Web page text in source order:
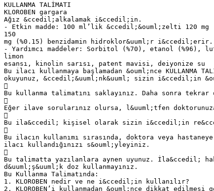
KULLANMA TALİMATI
KLOROBEN gargara
Ağız &ccedil;alkalamak i&ccedil;in.
- Etkin madde: 100 ml’lik &ccedil;&ouml;zelti 120
150
mg (%0.15) benzidamin hidroklor&uuml;r i&ccedil;erir.
- Yardımcı maddeler: Sorbitol (%70), etanol (%96),
limon
esansı, kinolin sarısı, patent mavisi, deiyonize su
Bu ilacı kullanmaya başlamadan &ouml;nce KULLANMA
okuyunuz, &ccedil;&uuml;nk&uuml; sizin i&ccedil;in

Bu kullanma talimatını saklayınız. Daha sonra

Eğer ilave sorularınız olursa, l&uuml;tfen doktorunuza

Bu ila&ccedil; kişisel olarak sizin i&ccedil;in

Bu ilacın kullanımı sırasında, doktora veya
ilacı kullandığınızı s&ouml;yleyiniz.

Bu talimatta yazılanlara aynen uyunuz. İla&ccedil;
d&uuml;ş&uuml;k doz kullanmayınız.
Bu Kullanma Talimatında:
1. KLOROBEN nedir ve ne i&ccedil;in kullanılır?
2. KLOROBEN’i kullanmadan &ouml;nce dikkat edilmesi